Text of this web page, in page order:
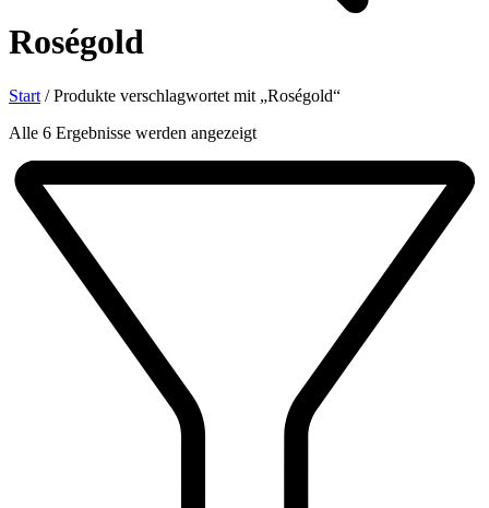
Roségold
Start /Produkte verschlagwortet mit „Roségold“
Alle 6 Ergebnisse werden angezeigtNach